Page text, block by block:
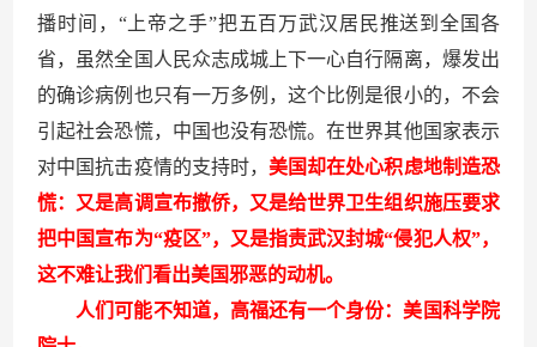
播时间，“上帝之手”把五百万武汉居民推送到全国各
省，虽然全国人民众志成城上下一心自行隔离，爆发出
的确诊病例也只有一万多例，这个比例是很小的，不会
引起社会恐慌，中国也没有恐慌。在世界其他国家表示
对中国抗击疫情的支持时，美国却在处心积虑地制造恐
慌：又是高调宣布撤侨，又是给世界卫生组织施压要求
把中国宣布为“疫区”，又是指责武汉封城“侵犯人权”，
这不难让我们看出美国邪恶的动机。
人们可能不知道，高福还有一个身份：美国科学院